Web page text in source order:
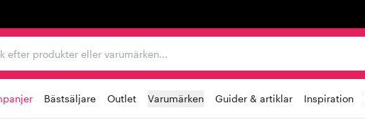
produkter eller varumärken...
Bästsäljare Outlet Varumärken Guider & artiklar Inspiration